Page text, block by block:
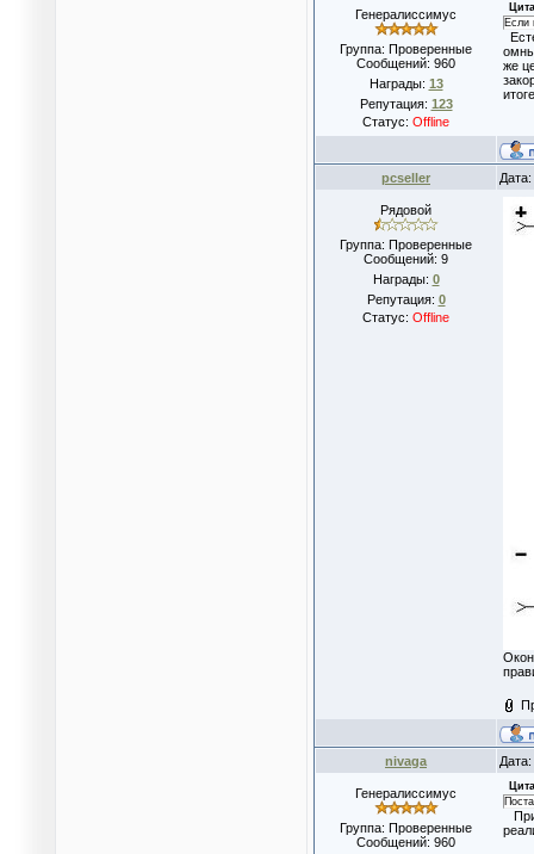
Генералиссимус
Группа: Проверенные
Сообщений: 960
Награды: 13
Репутация: 123
Статус: Offline
Если
же
pcseller
Рядовой
Группа: Проверенные
Сообщений: 9
Награды: 0
Репутация: 0
Статус: Offline
nivaga
Генералиссимус
Группа: Проверенные
Сообщений: 960